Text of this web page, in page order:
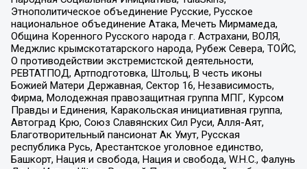
Этнополитическое объединение Русские, Русское
национальное объединение Атака, Мечеть Мирмамеда,
Община Коренного Русского народа г. Астрахани, ВОЛЯ,
Меджлис крымскотатарского народа, Рубеж Севера, ТОЙС,
О противодействии экстремистской деятельности,
РЕВТАТПОД, Артподготовка, Штольц, В честь иконы
Божией Матери Державная, Сектор 16, Независимость,
Фирма, Молодежная правозащитная группа МПГ, Курсом
Правды и Единения, Каракольская инициативная группа,
Автоград Крю, Союз Славянских Сил Руси, Алля-Аят,
Благотворительный пансионат Ак Умут, Русская
республика Русь, Арестантское уголовное единство,
Башкорт, Нация и свобода, Нация и свобода, W.H.С., Фалунь